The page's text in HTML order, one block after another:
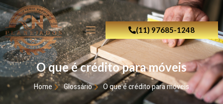
(11) 97685-1248
O que é crédito para móveis
Home Glossário O que é crédito para móveis